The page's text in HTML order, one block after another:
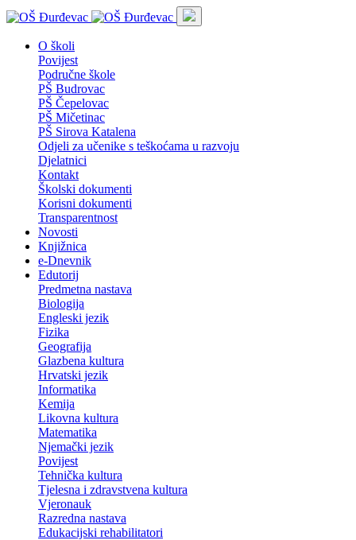
O školi
Povijest
Područne škole
PŠ Budrovac
PŠ Čepelovac
PŠ Mičetinac
PŠ Sirova Katalena
Odjeli za učenike s teškoćama u razvoju
Djelatnici
Kontakt
Školski dokumenti
Korisni dokumenti
Transparentnost
Novosti
Knjižnica
e-Dnevnik
Edutorij
Predmetna nastava
Biologija
Engleski jezik
Fizika
Geografija
Glazbena kultura
Hrvatski jezik
Informatika
Kemija
Likovna kultura
Matematika
Njemački jezik
Povijest
Tehnička kultura
Tjelesna i zdravstvena kultura
Vjeronauk
Razredna nastava
Edukacijski rehabilitatori